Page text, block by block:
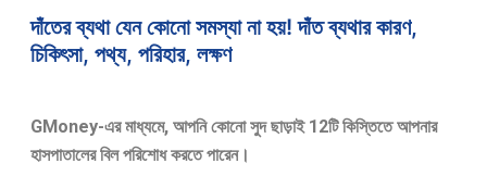
দাঁতের ব্যথা যেন কোনো সমস্যা না হয়! দাঁত ব্যথার কারণ,
চিকিৎসা, পথ্য, পরিহার, লক্ষণ
GMoney-এর মাধ্যমে, আপনি কোনো সুদ ছাড়াই 12টি কিস্তিতে আপনার
হাসপাতালের বিল পরিশোধ করতে পারেন।